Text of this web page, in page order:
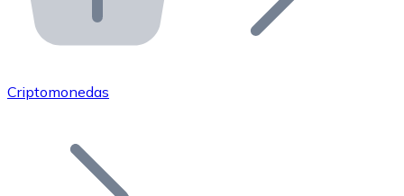
Integra nuestra API en tu ecosistema.
Únete a nuestra red de distribuidores.
Añade tu proyecto a nuestro ecosistema.
Criptomonedas